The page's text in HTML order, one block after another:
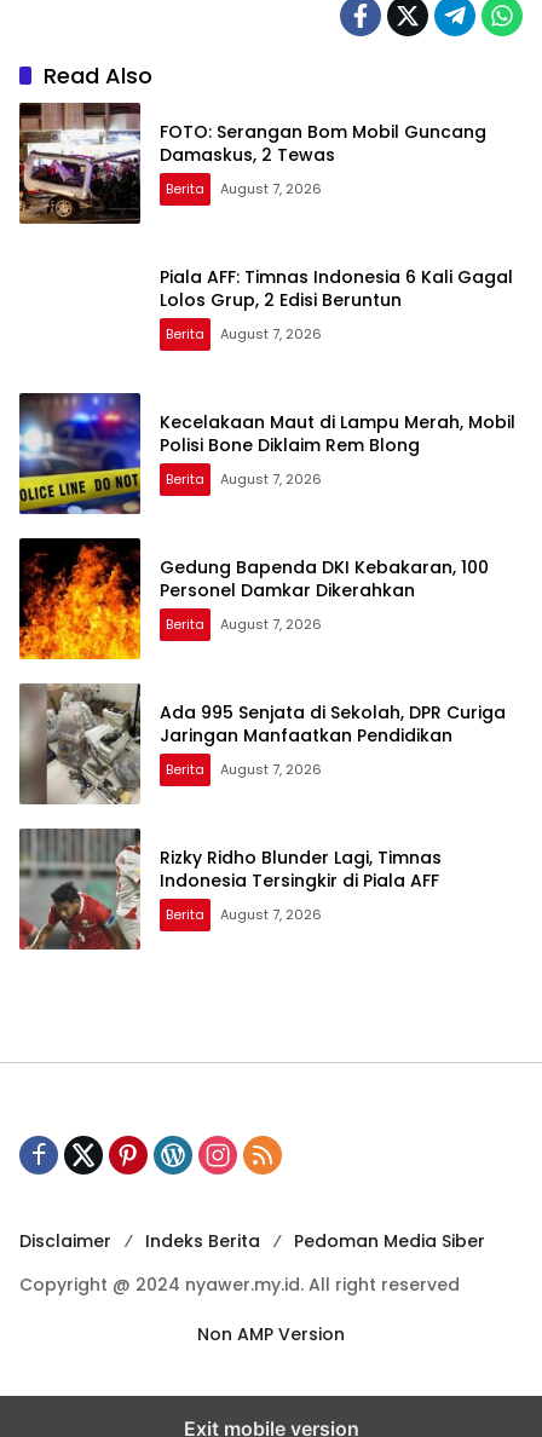
Read Also
FOTO: Serangan Bom Mobil Guncang
Damaskus, 2 Tewas
Berita August 7, 2026
Piala AFF: Timnas Indonesia 6 Kali Gagal
Lolos Grup, 2 Edisi Beruntun
Berita August 7, 2026
Kecelakaan Maut di Lampu Merah, Mobil
Polisi Bone Diklaim Rem Blong
Berita August 7, 2026
Gedung Bapenda DKI Kebakaran, 100
Personel Damkar Dikerahkan
Berita August 7, 2026
Ada 995 Senjata di Sekolah, DPR Curiga
Jaringan Manfaatkan Pendidikan
Berita August 7, 2026
Rizky Ridho Blunder Lagi, Timnas
Indonesia Tersingkir di Piala AFF
Berita August 7, 2026
Disclaimer Indeks Berita
Pedoman Media Siber
Copyright @ 2024 nyawer.my.id. All right reserved
Non AMP Version
Exit mobile version